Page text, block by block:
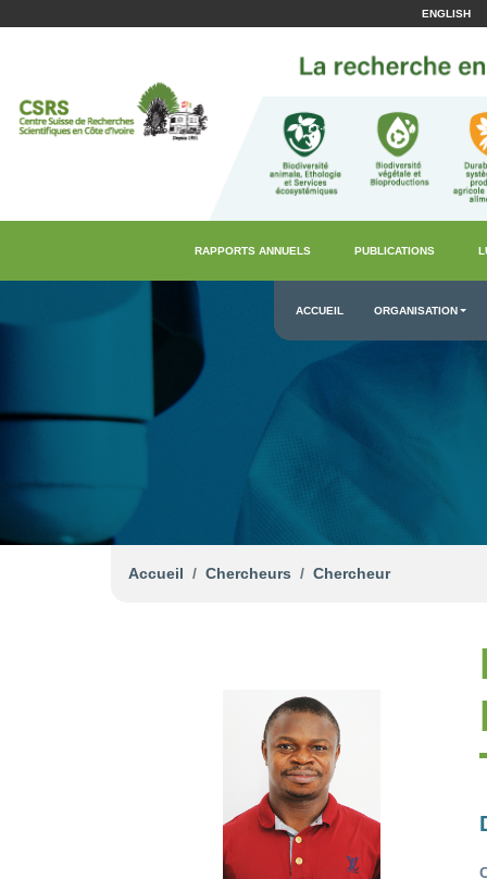
ENGLISH
RAPPORTS ANNUELS PUBLICATIONS
ACCUEIL ORGANISATION
Accueil Chercheurs Chercheur